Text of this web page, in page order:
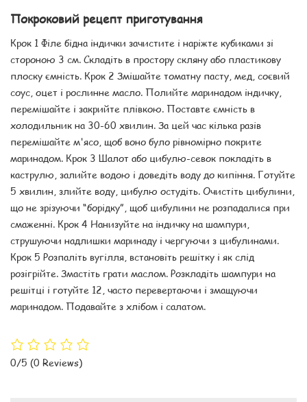
Покроковий рецепт приготування
Крок 1 Філе бідна індички зачистите і наріжте кубиками зі
стороною 3 см. Складіть в простору скляну або пластикову
плоску ємність. Крок 2 Змішайте томатну пасту, мед, соєвий
соус, оцет і рослинне масло. Полийте маринадом індичку,
перемішайте і закрийте плівкою. Поставте ємність в
холодильник на 30-60 хвилин. За цей час кілька разів
перемішайте м'ясо, щоб воно було рівномірно покрите
маринадом. Крок 3 Шалот або цибулю-севок покладіть в
каструлю, залийте водою і доведіть воду до кипіння. Готуйте
5 хвилин, злийте воду, цибулю остудіть. Очистіть цибулини,
що не зрізуючи “борідку”, щоб цибулини не розпадалися при
смаженні. Крок 4 Нанизуйте на індичку на шампури,
струшуючи надлишки маринаду і чергуючи з цибулинами.
Крок 5 Розпаліть вугілля, встановіть решітку і як слід
розігрійте. Змастіть грати маслом. Розкладіть шампури на
решітці і готуйте 12, часто перевертаючи і змащуючи
маринадом. Подавайте з хлібом і салатом.
0/5 (0 Reviews)